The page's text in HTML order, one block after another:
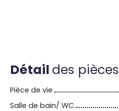
Détail des pièces
Pièce de vie
Salle de bain/ WC